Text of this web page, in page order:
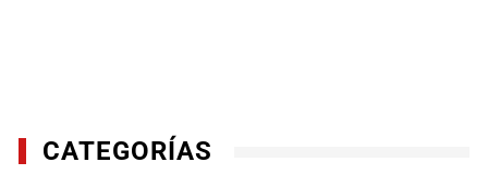
CATEGORÍAS